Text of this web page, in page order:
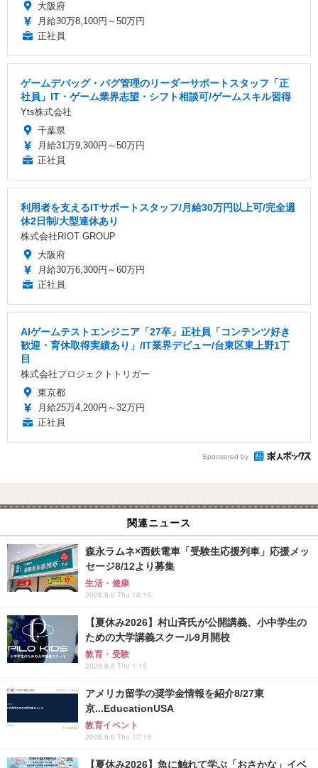
大阪府
月給30万8,100円～50万円
正社員
ゲームデバッグ・バグ管理のリーダーサポートスタッフ「正
社員」IT・ゲーム業界志望・シフト相談可/ゲームスキル習得
Yts株式会社
千葉県
月給31万9,300円～50万円
正社員
利用者を支えるITサポートスタッフ/月給30万円以上可/完全週
休2日制/大型連休あり
株式会社RIOT GROUP
大阪府
月給30万6,300円～60万円
正社員
AIゲームテストエンジニア「27卒」正社員「コンテンツ好き
歓迎・育休取得実績あり」/IT業界デビュー/台東区東上野1丁
目
株式会社プロジェクトトリガー
東京都
月給25万4,200円～32万円
正社員
Sponsored by
関連ニュース
森永ラムネ×西鉄電車「受験生応援列車」応援メッ
セージ8/12より募集
生活・健康
2026.8.6 Thu 15:15
【夏休み2026】村山斉氏が公開講義、小中学生の
ための大学講義スクール9月開校
教育・受験
2026.8.6 Thu 1:15
アメリカ留学の奨学金情報を紹介8/27東
京...EducationUSA
教育イベント
2026.8.6 Thu 17:15
【夏休み2026】魚に触れて学ぶ「おさかな」イベ